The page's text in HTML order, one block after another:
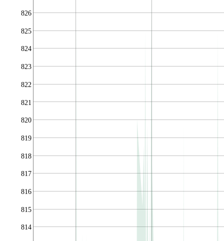
814
815
816
817
818
819
820
821
822
823
824
825
826